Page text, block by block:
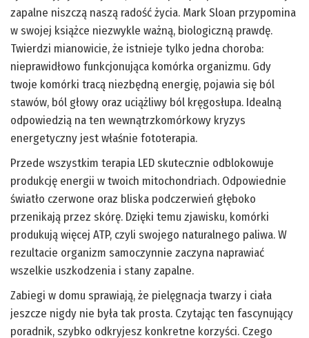
zapalne niszczą naszą radość życia. Mark Sloan przypomina
w swojej książce niezwykle ważną, biologiczną prawdę.
Twierdzi mianowicie, że istnieje tylko jedna choroba:
nieprawidłowo funkcjonująca komórka organizmu. Gdy
twoje komórki tracą niezbędną energię, pojawia się ból
stawów, ból głowy oraz uciążliwy ból kręgosłupa. Idealną
odpowiedzią na ten wewnątrzkomórkowy kryzys
energetyczny jest właśnie fototerapia.
Przede wszystkim terapia LED skutecznie odblokowuje
produkcję energii w twoich mitochondriach. Odpowiednie
światło czerwone oraz bliska podczerwień głęboko
przenikają przez skórę. Dzięki temu zjawisku, komórki
produkują więcej ATP, czyli swojego naturalnego paliwa. W
rezultacie organizm samoczynnie zaczyna naprawiać
wszelkie uszkodzenia i stany zapalne.
Zabiegi w domu sprawiają, że pielęgnacja twarzy i ciała
jeszcze nigdy nie była tak prosta. Czytając ten fascynujący
poradnik, szybko odkryjesz konkretne korzyści. Czego